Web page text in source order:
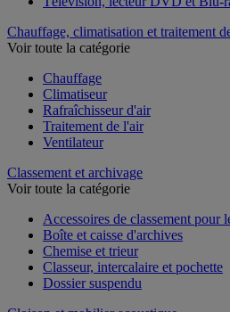
Chauffage, climatisation et traitement de
Chauffage
Climatiseur
Rafraîchisseur d'air
Traitement de l'air
Classement et archivage
Accessoires de classement pour
Boîte et caisse d'archives
Chemise et trieur
Classeur, intercalaire et pochette